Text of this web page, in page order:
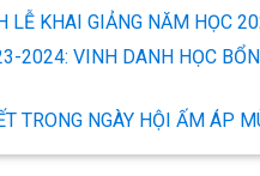
LỄ KHAI GIẢNG NĂM HỌC
2024: VINH DANH HỌC
TRONG NGÀY HỘI ẤM ÁP